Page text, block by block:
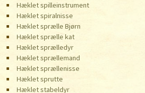
Hæklet spilleinstrument
Hæklet spiralnisse
Hæklet sprælle Bjørn
Hæklet sprælle kat
Hæklet sprælledyr
Hæklet sprællemand
Hæklet sprællenisse
Hæklet sprutte
Hæklet stabeldyr